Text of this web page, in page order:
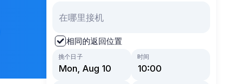
相同的返回位置
挑个日子 时间